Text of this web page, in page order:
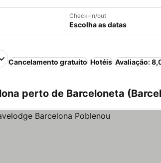
Check-in/out
Escolha as datas
Cancelamento gratuito Hotéis Avaliação:
perto de Barceloneta